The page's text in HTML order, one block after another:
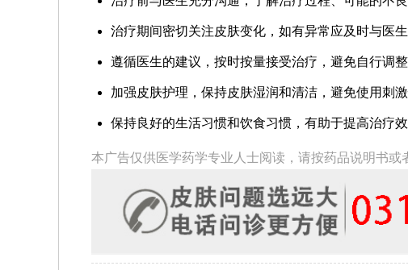
治疗期间密切关注皮肤变化，如有异常应及时与医生
遵循医生的建议，按时按量接受治疗，避免自行调
加强皮肤护理，保持皮肤湿润和清洁，避免使用刺激
保持良好的生活习惯和饮食习惯，有助于提高治疗
本广告仅供医学药学专业人士阅读，请按药品说明书或